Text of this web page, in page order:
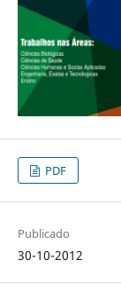
PDF
Publicado
30-10-2012